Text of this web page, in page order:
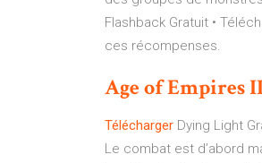
Flashback Gratuit •
ces récompenses.
Ageof Empires
Télécharger Dying Light
Le combat est d’abord